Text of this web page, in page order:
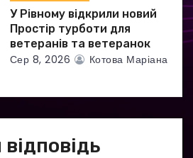
У Рівному відкрили новий
Простір турботи для
ветеранів та ветеранок
Сер 8, 2026 Котова Маріана